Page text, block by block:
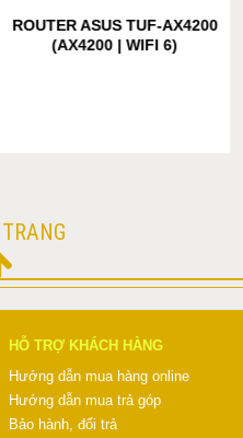
ROUTER ASUS TUF-AX4200
(AX4200 | WIFI 6)
HỖ TRỢ KHÁCH HÀNG
Hướng dẫn mua hàng online
Hướng dẫn mua trả góp
Bảo hành, đổi trả